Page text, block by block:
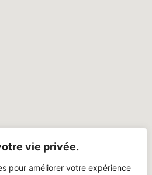
vie privée.
pour améliorer votre expérience